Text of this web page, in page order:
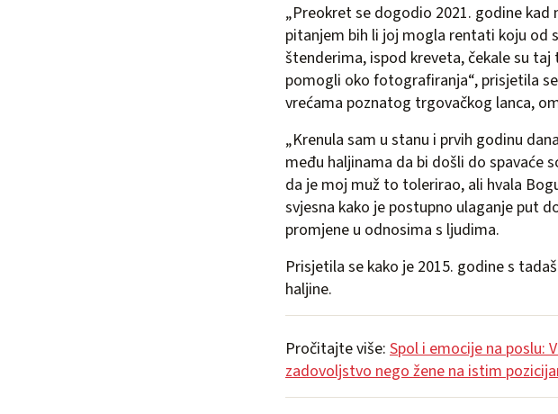
„Preokret se dogodio 2021. godine kad
pitanjem bih li joj mogla rentati koju od
štenderima, ispod kreveta, čekale su
pomogli oko fotografiranja“, prisjetila
vrećama poznatog trgovačkog lanca,
„Krenula sam u stanu i prvih godinu
među haljinama da bi došli do spavaće
da je moj muž to tolerirao, ali hvala
svjesna kako je postupno ulaganje put
promjene u odnosima s ljudima.
Prisjetila se kako je 2015. godine s
haljine.
Pročitajte više: Spol i emocije na poslu:
zadovoljstvo nego žene na istim